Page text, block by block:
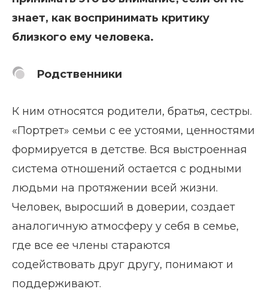
знает, как воспринимать критику
близкого ему человека.
Родственники
К ним относятся родители, братья, сестры.
«Портрет» семьи с ее устоями, ценностями
формируется в детстве. Вся выстроенная
система отношений остается с родными
людьми на протяжении всей жизни.
Человек, выросший в доверии, создает
аналогичную атмосферу у себя в семье,
где все ее члены стараются
содействовать друг другу, понимают и
поддерживают.